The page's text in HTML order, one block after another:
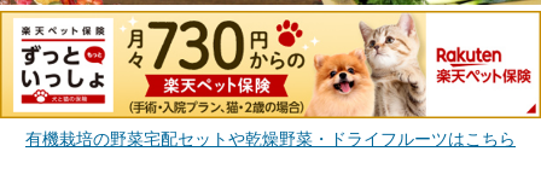
有機栽培の野菜宅配セットや乾燥野菜・ドライフルーツはこちら